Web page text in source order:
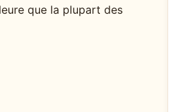
que la plupart des